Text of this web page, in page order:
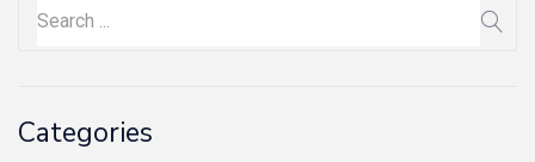
Categories